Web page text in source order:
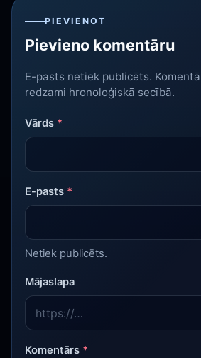
PIEVIENOT
Pievieno komentāru
E-pasts netiek publicēts.
redzami hronoloģiskā secībā.
Vārds *
E-pasts *
Netiek publicēts.
Mājaslapa
Komentārs *